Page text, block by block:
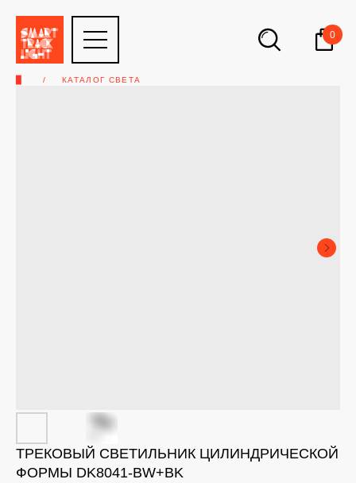
0
КАТАЛОГ СВЕТА
ТРЕКОВЫЙ СВЕТИЛЬНИК ЦИЛИНДРИЧЕСКОЙ
ФОРМЫ DK8041-BW+BK